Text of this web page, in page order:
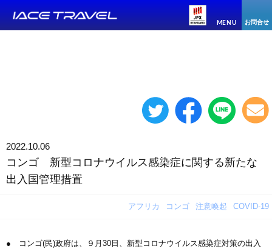
MENU お問合せ
2022.10.06
コンゴ 新型コロナウイルス感染症に関する新たな
出入国管理措置
アフリカ コンゴ 注意喚起 COVID-19
● コンゴ(民)政府は、９月30日、新型コロナウイルス感染症対策の出入